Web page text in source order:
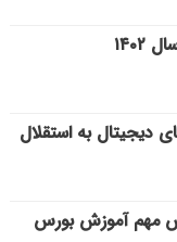
دیجیتال به استقلال
مهم آموزش بورس